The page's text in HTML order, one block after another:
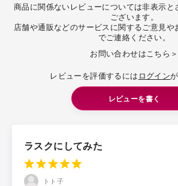
商品に関係ないレビューについては非表示
ございます。
店舗や通販などのサービスに関するご意見や
でご連絡ください。
お問い合わせはこちら＞
レビューを評価するには ログイン
レビューを書く
ラスクにしてみた
トト子